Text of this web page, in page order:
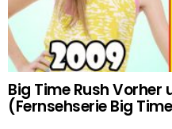
Big Time Rush Vorher
(Fernsehserie Big